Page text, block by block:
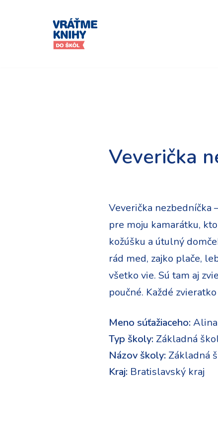
Veverička
Veverička nezbedníčka
pre moju kamarátku,
kožúšku a útulný
rád med, zajko plače,
všetko vie. Sú tam aj
poučné. Každé
Meno súťažiaceho: Alina
Typ školy: Základná
Názov školy: Základná
Kraj: Bratislavský kraj